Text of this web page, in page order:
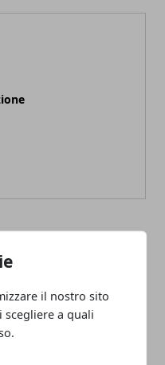
il nostro sito
scegliere a quali